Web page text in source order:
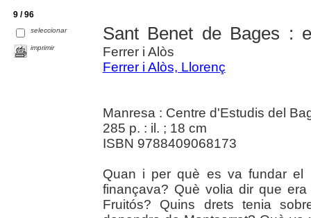
9 / 96
seleccionar
imprimir
Sant Benet de Bages :
Ferrer i Alòs
Ferrer i Alòs, Llorenç
Manresa : Centre d'Estudis del
285 p. : il. ; 18 cm
ISBN 9788409068173
Quan i per què es va fundar el
finançava? Què volia dir que
Fruitós? Quins drets tenia